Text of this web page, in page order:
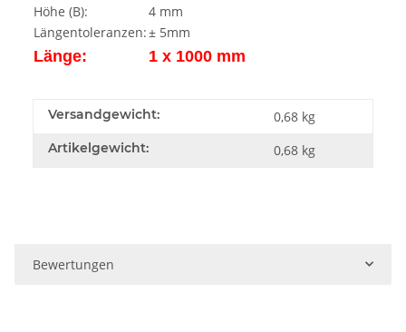
Höhe (B):
4 mm
Längentoleranzen:± 5mm
Länge: 1 x 1000 mm
Versandgewicht: 0,68 kg
Artikelgewicht: 0,68 kg
Bewertungen